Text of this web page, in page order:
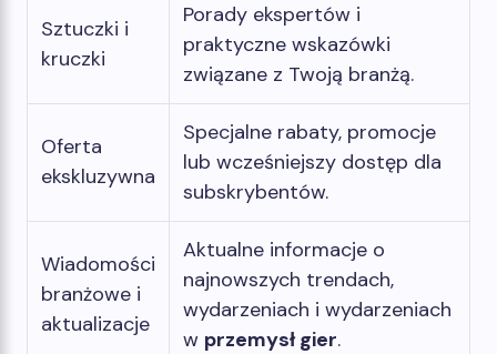
Sztuczki i
kruczki
Porady ekspertów i
praktyczne wskazówki
związane z Twoją branżą.
Oferta
ekskluzywna
Specjalne rabaty, promocje
lub wcześniejszy dostęp dla
subskrybentów.
Wiadomości
branżowe i
aktualizacje
Aktualne informacje o
najnowszych trendach,
wydarzeniach i wydarzeniach
w przemysł gier.